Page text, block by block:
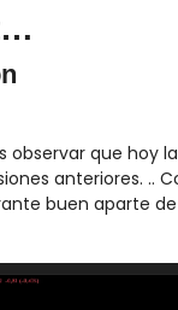
observar que hoy
anteriores. ..
buen aparte de